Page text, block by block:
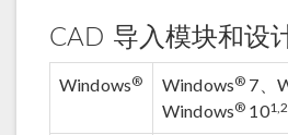
CAD 导入模块和设
Windows® Windows® 7、
Windows® 101,2